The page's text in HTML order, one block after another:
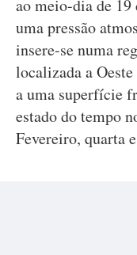
ao meio-dia de
uma pressão
insere-se numa
localizada a
a uma superfície
estado do tempo
Fevereiro, quarta